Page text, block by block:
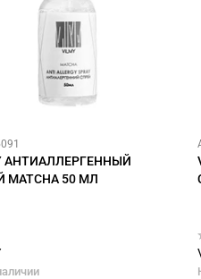
АНТИАЛЛЕРГЕННЫЙ
MATCHA 50 МЛ